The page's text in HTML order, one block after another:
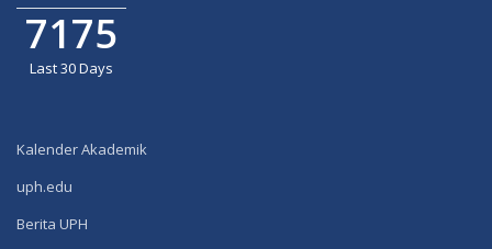
7175
Last 30 Days
Kalender Akademik
uph.edu
Berita UPH